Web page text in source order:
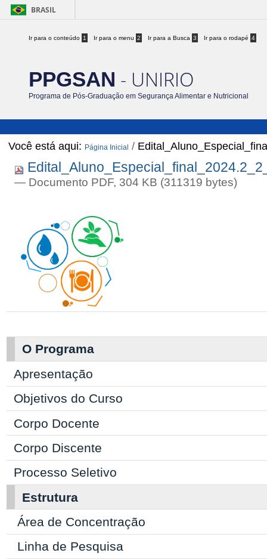
BRASIL
Ir para o conteúdo 1 Ir para o menu 2 Ir para a Busca 3 Ir para o rodapé 4
PPGSAN - UNIRIO
Programa de Pós-Graduação em Segurança Alimentar e Nutricional
Você está aqui: Página Inicial /
— Documento PDF, 304 KB (311319 bytes)
O Programa
Apresentação
Objetivos do Curso
Corpo Docente
Corpo Discente
Processo Seletivo
Estrutura
Área de Concentração
Linha de Pesquisa